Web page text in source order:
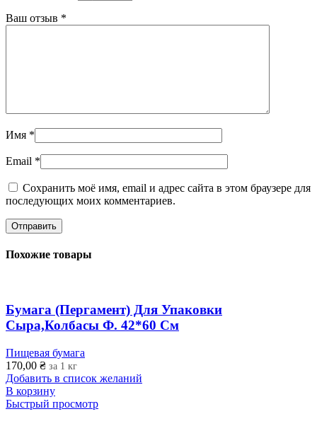
Ваш отзыв *
Имя *
Email *
Сохранить моё имя, email и адрес сайта в этом браузере для
последующих моих комментариев.
Похожие товары
Бумага (Пергамент) Для Упаковки
Сыра,Колбасы Ф. 42*60 См
Пищевая бумага
170,00 ₴ за 1 кг
Добавить в список желаний
В корзину
Быстрый просмотр